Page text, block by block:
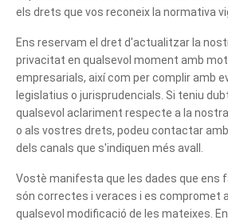
els drets que vos reconeix la normativa
Ens reservam el dret d'actualitzar la
privacitat en qualsevol moment amb
empresarials, així com per complir amb
legislatius o jurisprudencials. Si teniu
qualsevol aclariment respecte a la
o als vostres drets, podeu contactar
dels canals que s'indiquen més avall.
Vostè manifesta que les dades que ens
són correctes i veraces i es compromet
qualsevol modificació de les mateixes.